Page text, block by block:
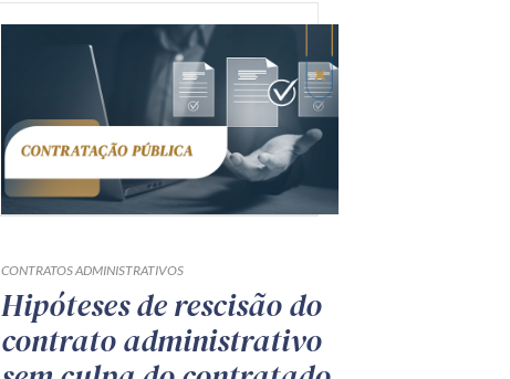
CONTRATOS ADMINISTRATIVOS
Hipóteses de rescisão do
contrato administrativo